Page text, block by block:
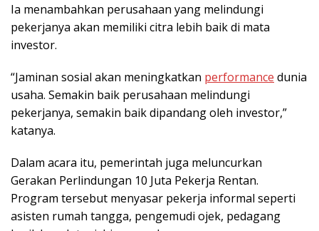
Ia menambahkan perusahaan yang melindungi
pekerjanya akan memiliki citra lebih baik di mata
investor.
“Jaminan sosial akan meningkatkan performance dunia
usaha. Semakin baik perusahaan melindungi
pekerjanya, semakin baik dipandang oleh investor,”
katanya.
Dalam acara itu, pemerintah juga meluncurkan
Gerakan Perlindungan 10 Juta Pekerja Rentan.
Program tersebut menyasar pekerja informal seperti
asisten rumah tangga, pengemudi ojek, pedagang